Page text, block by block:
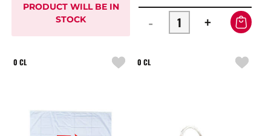
PRODUCT WILL BE IN
STOCK
-
+
0 CL 0 CL